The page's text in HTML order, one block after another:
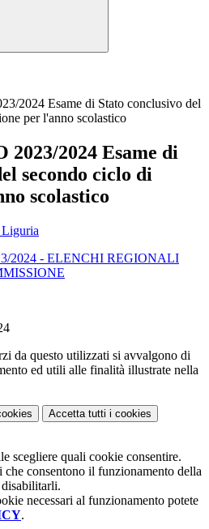
2024 Esame di Stato conclusivo del
per l'anno scolastico
2024 Esame di
secondo ciclo di
scolastico
Liguria
2024 - ELENCHI REGIONALI
da questo utilizzati si avvalgono di
ed utili alle finalità illustrate nella
Accetta tutti i cookies
scegliere quali cookie consentire.
consentono il funzionamento della
necessari al funzionamento potete
.